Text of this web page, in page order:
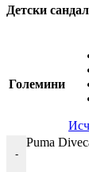
Детски
Големини
-
Puma